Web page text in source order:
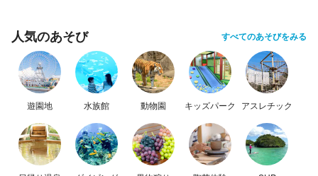
人気のあそび すべてのあそびをみる
遊園地 水族館 動物園 キッズパーク アスレチック